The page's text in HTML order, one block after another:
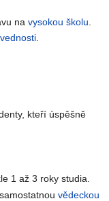
na vysokou školu
.
kteří úspěšně
1 až 3 roky studia.
vědeckou